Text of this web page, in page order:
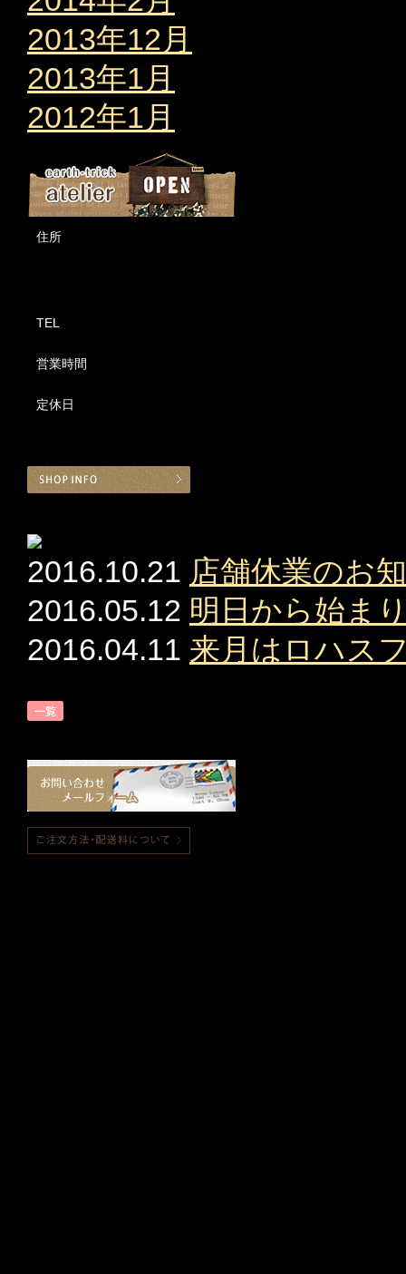
2013年12月
2013年1月
2012年1月
住所
TEL
営業時間
定休日
2016.10.21 店舗休業のお
2016.05.12 明日から始ま
2016.04.11 来月はロハス